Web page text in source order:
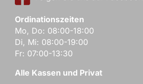
Ordinationszeiten
Mo, Do: 08:00-18:00
Di, Mi: 08:00-19:00
Fr: 07:00-13:30
Alle Kassen und Privat